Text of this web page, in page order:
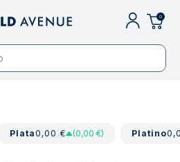
0
Plata0,00 € (0,00 €) Platino